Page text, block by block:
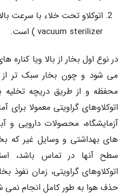
vacuum sterilizer ) است.
در نوع اول بخار از بالا ویا کناره
می شود و چون بخار سبک تر از
محفظه و از طریق دریچه تخلیه
اتوکلاوهای گراویتی معمولا
آزمایشگاه، محصولات دارویی و
های بهداشتی و وسایل غیر که
سطح آنها در تماس باشد،
اتوکلاوهای گراویتی، زمان نفوذ
حذف هوا به طور کامل انجام نمی